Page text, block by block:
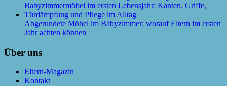
Abgerundete Möbel im Babyzimmer: worauf Eltern im ersten
Jahr achten können
Über uns
Eltern-Magazin
Kontakt